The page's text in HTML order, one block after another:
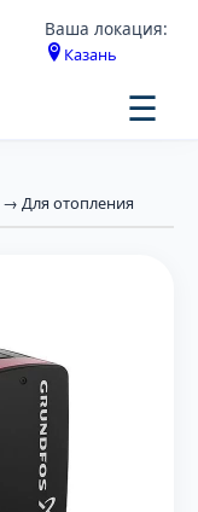
Ваша локация:
Казань
☰
→ Для отопления